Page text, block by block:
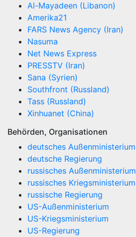
Al-Mayadeen (Libanon)
Amerika21
FARS News Agency (Iran)
Nasuma
Net News Express
PRESSTV (Iran)
Sana (Syrien)
Southfront (Russland)
Tass (Russland)
Xinhuanet (China)
Behörden, Organisationen
deutsches Außenministerium
deutsche Regierung
russisches Außenministerium
russisches Kriegsministerium
russische Regierung
US-Außenministerium
US-Kriegsministerium
US-Regierung